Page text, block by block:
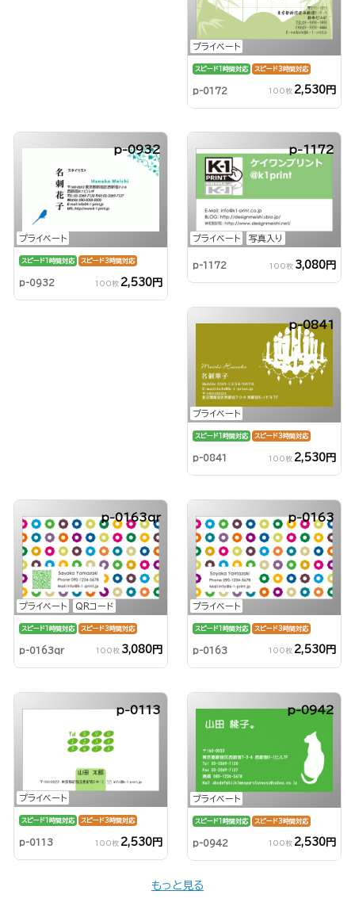
プライベート
スピード1時間対応 スピード3時間対応
p-0172 100枚 2,530円
プライベート
p-0932
スピード1時間対応 スピード3時間対応
p-0932 100枚 2,530円
プライベート 写真入り
p-1172
p-1172 100枚 3,080円
プライベート
p-0841
スピード1時間対応 スピード3時間対応
p-0841 100枚 2,530円
プライベート QRコード
p-0163qr
スピード1時間対応 スピード3時間対応
p-0163qr 100枚 3,080円
プライベート
p-0163
スピード1時間対応 スピード3時間対応
p-0163 100枚 2,530円
プライベート
p-0113
スピード1時間対応 スピード3時間対応
p-0113 100枚 2,530円
プライベート
p-0942
スピード1時間対応 スピード3時間対応
p-0942 100枚 2,530円
もっと見る